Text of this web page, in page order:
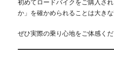
初めてロードバイクをご購入さ
か」を確かめられることは大きな
ぜひ実際の乗り心地をご体感くだ